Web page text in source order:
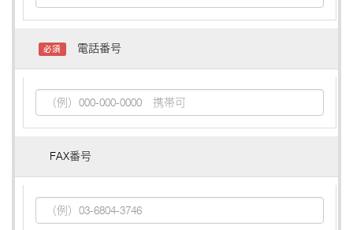
必須 電話番号
FAX番号